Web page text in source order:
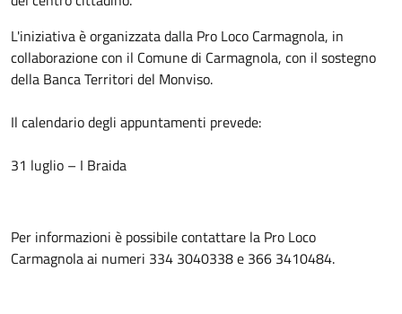
L'iniziativa è organizzata dalla Pro Loco Carmagnola, in
collaborazione con il Comune di Carmagnola, con il sostegno
della Banca Territori del Monviso.
Il calendario degli appuntamenti prevede:
31 luglio – I Braida
Per informazioni è possibile contattare la Pro Loco
Carmagnola ai numeri 334 3040338 e 366 3410484.